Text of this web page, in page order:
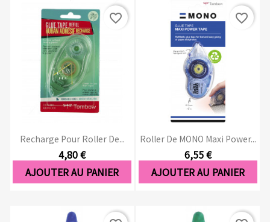
Recharge Pour Roller De...
4,80 €
AJOUTER AU PANIER
favorite_border
Roller De MONO Maxi Power...
6,55 €
AJOUTER AU PANIER
favorite_border